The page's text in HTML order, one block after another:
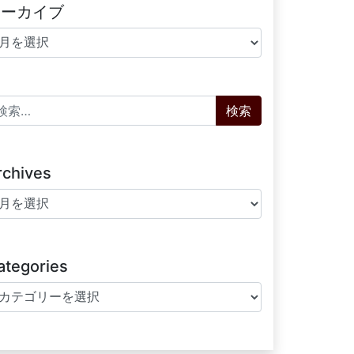
カイブ
ーカイブ
: